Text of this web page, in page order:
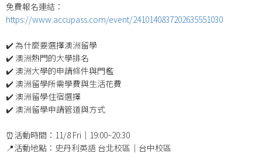
免費報名連結：
https://www.accupass.com/event/2410140837202635551030
✔️ 為什麼要選擇澳洲留學
✔️ 澳洲熱門的大學排名
✔️ 澳洲大學的申請條件與門檻
✔️ 澳洲留學所需學費與生活花費
✔️ 澳洲留學住宿選擇
✔️ 澳洲留學申請管道與方式
⏰活動時間：11/8 Fri｜19:00~20:30
📍活動地點：史丹利英語 台北校區｜台中校區